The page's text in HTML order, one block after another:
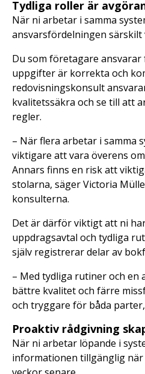
Tydliga roller är
När ni arbetar i samma
ansvarsfördelningen särskilt
Du som företagare
uppgifter är korrekta och
redovisningskonsult
kvalitetssäkra och se till att
regler.
– När flera arbetar i samma
viktigare att vara överens
Annars finns en risk att
stolarna, säger Victoria
konsulterna.
Det är därför viktigt att ni
uppdragsavtal och tydliga
själv registrerar delar av
– Med tydliga rutiner och en
bättre kvalitet och färre
och tryggare för båda
Proaktiv rådgivning
När ni arbetar löpande i
informationen tillgänglig när